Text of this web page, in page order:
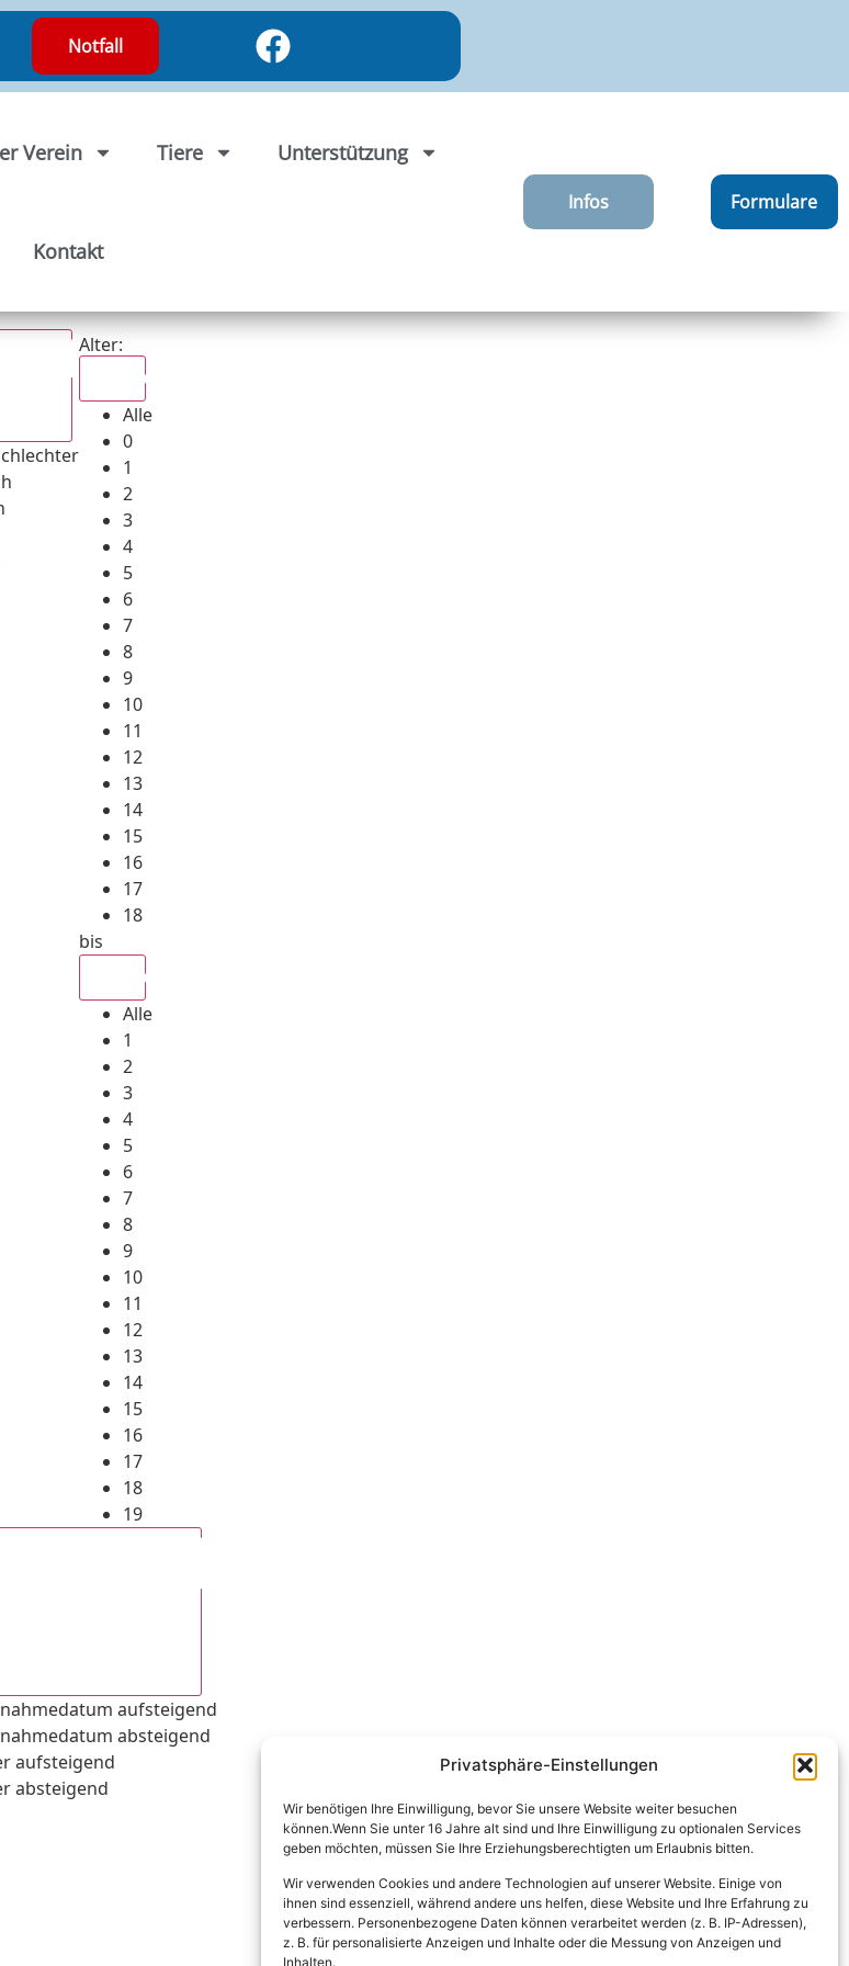
Privatsphäre-Einstellungen
Wir benötigen Ihre Einwilligung, bevor Sie unsere Website weiter besuchen
können.Wenn Sie unter 16 Jahre alt sind und Ihre Einwilligung zu optionalen Services
geben möchten, müssen Sie Ihre Erziehungsberechtigten um Erlaubnis bitten.
Wir verwenden Cookies und andere Technologien auf unserer Website. Einige von
ihnen sind essenziell, während andere uns helfen, diese Website und Ihre Erfahrung zu
verbessern. Personenbezogene Daten können verarbeitet werden (z. B. IP-Adressen),
z. B. für personalisierte Anzeigen und Inhalte oder die Messung von Anzeigen und
Inhalten.
Notfall
Verein Tiere Unterstützung
Kontakt
Infos Formulare
Alter:
Alle
0
1
2
3
4
5
6
7
8
9
10
11
12
13
14
15
16
17
18
bis
Alle
1
2
3
4
5
6
7
8
9
10
11
12
13
14
15
16
17
18
19
aufsteigend
absteigend
aufsteigend
absteigend